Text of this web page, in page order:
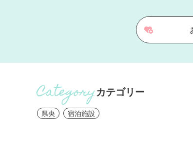
カテゴリー
県央 宿泊施設